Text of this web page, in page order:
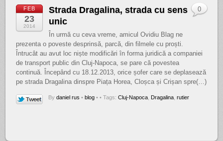
FEB
23
2014
Strada Dragalina, strada cu sens
unic
În urmă cu ceva vreme, amicul Ovidiu Blag ne
prezenta o poveste desprinsă, parcă, din filmele cu proști.
Întrucât au avut loc niște modificări în forma juridică a companiei
de transport public din Cluj-Napoca, se pare că povestea
continuă. Începând cu 18.12.2013, orice șofer care se deplasează
pe strada Dragalina dinspre Piața Horea, Cloșca și Crișan spre(…)
Bydaniel rus • blog •
0
• Tags:Cluj-Napoca Dragalina ,rutier